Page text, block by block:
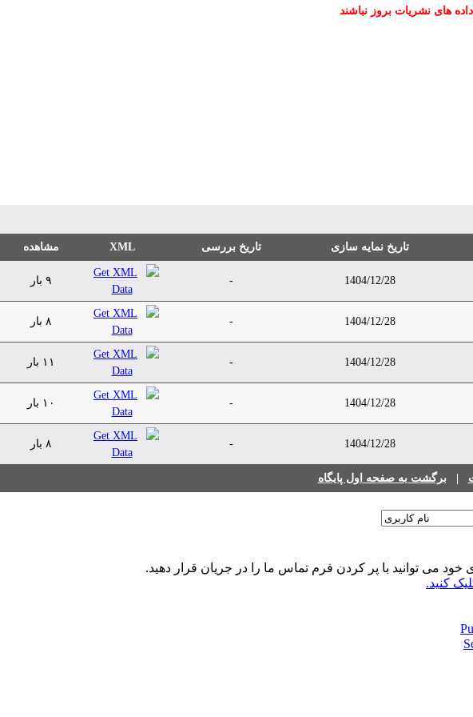
های نشریات بروز نباشند
تاریخ نمایه سازی تاریخ بررسی XML مشاهده
1404/12/28
- ۹ بار
1404/12/28
- ۸ بار
1404/12/28
- ۱۱ بار
1404/12/28
- ۱۰ بار
1404/12/28
- ۸ بار
|برگشت به صفحه اول پایگاه
می توانید با پر کردن فرم تماس ما را در جریان قرار دهید.
کنید.